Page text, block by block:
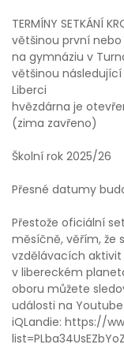
TERMÍNY SETKÁNÍ
většinou první nebo
na gymnáziu v
většinou následující
Liberci
hvězdárna je
(zima zavřeno)
Školní rok 2025/26
Přesné datumy
Přestože oficiální
měsíčně, věřím, že
vzdělávacích aktivit
v libereckém
oboru můžete
události na Youtube
iQLandie: https://